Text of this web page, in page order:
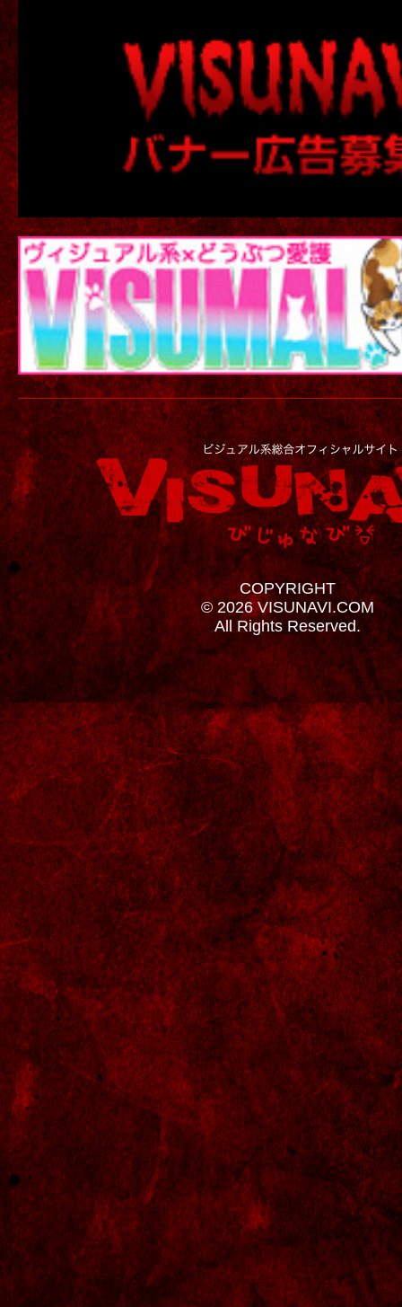
COPYRIGHT
© 2026 VISUNAVI.COM
All Rights Reserved.